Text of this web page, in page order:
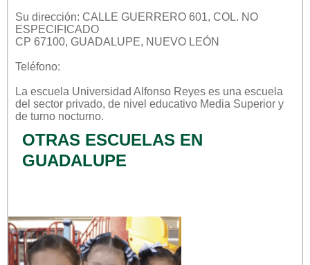
Su dirección: CALLE GUERRERO 601, COL. NO
ESPECIFICADO
CP 67100, GUADALUPE, NUEVO LEÓN
Teléfono:
La escuela Universidad Alfonso Reyes es una escuela
del sector privado, de nivel educativo Media Superior y
de turno nocturno.
OTRAS ESCUELAS EN
GUADALUPE